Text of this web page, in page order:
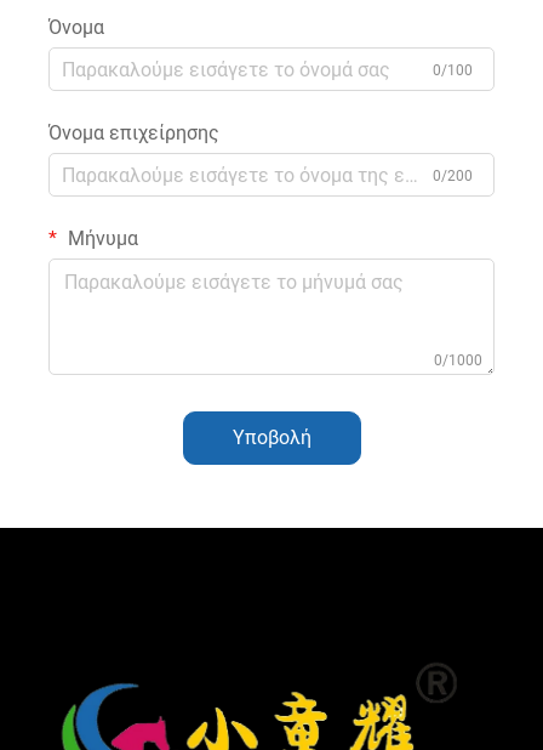
Όνομα
0/100
Όνομα επιχείρησης
0/200
Μήνυμα
0/1000
Υποβολή